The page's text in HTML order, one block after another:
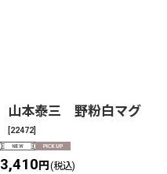
山本泰三 野粉白マグ
[22472]
3,410円 (税込)